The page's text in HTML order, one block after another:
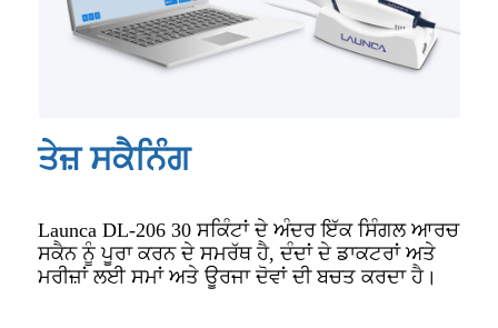
ਤੇਜ਼ ਸਕੈਨਿੰਗ
Launca DL-206 30 ਸਕਿੰਟਾਂ ਦੇ ਅੰਦਰ ਇੱਕ ਸਿੰਗਲ ਆਰਚ
ਸਕੈਨ ਨੂੰ ਪੂਰਾ ਕਰਨ ਦੇ ਸਮਰੱਥ ਹੈ, ਦੰਦਾਂ ਦੇ ਡਾਕਟਰਾਂ ਅਤੇ
ਮਰੀਜ਼ਾਂ ਲਈ ਸਮਾਂ ਅਤੇ ਊਰਜਾ ਦੋਵਾਂ ਦੀ ਬਚਤ ਕਰਦਾ ਹੈ।